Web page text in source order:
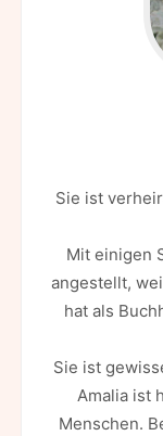
Sie ist
Mit einigen
angestellt,
hat als
Sie ist
Amalia ist
Menschen.